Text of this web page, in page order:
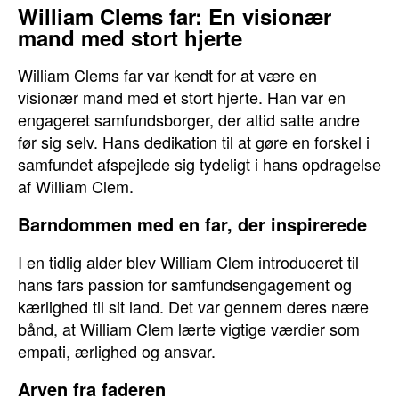
William Clems far: En visionær
mand med stort hjerte
William Clems far var kendt for at være en
visionær mand med et stort hjerte. Han var en
engageret samfundsborger, der altid satte andre
før sig selv. Hans dedikation til at gøre en forskel i
samfundet afspejlede sig tydeligt i hans opdragelse
af William Clem.
Barndommen med en far, der inspirerede
I en tidlig alder blev William Clem introduceret til
hans fars passion for samfundsengagement og
kærlighed til sit land. Det var gennem deres nære
bånd, at William Clem lærte vigtige værdier som
empati, ærlighed og ansvar.
Arven fra faderen